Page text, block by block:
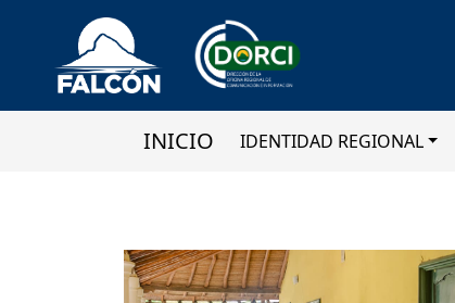
INICIO IDENTIDAD REGIONAL